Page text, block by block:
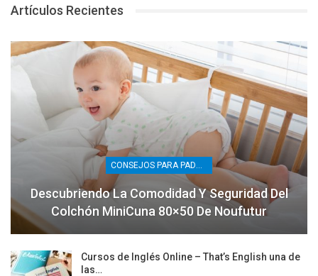
Artículos Recientes
CONSEJOS PARA PADRES
Descubriendo La Comodidad Y Seguridad Del
Colchón MiniCuna 80×50 De Noufutur
Cursos de Inglés Online – That’s English una de
las…